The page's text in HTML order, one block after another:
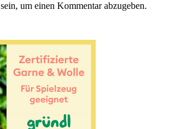
sein, um einen Kommentar abzugeben.